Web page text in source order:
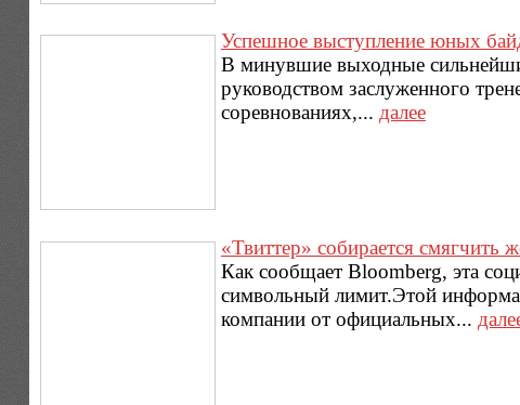
Успешное выступление юных
В минувшие выходные
руководством заслуженного
соревнованиях,... далее
«Твиттер» собирается смягчить
Как сообщает Bloomberg, эта
символьный лимит.Этой
компании от официальных...